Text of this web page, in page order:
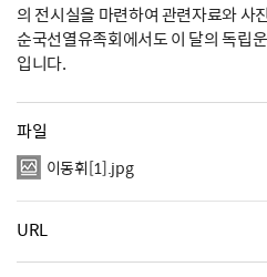
의 전시실을 마련하여 관련자료와 사
순국선열유족회에서도 이 달의 독립
입니다.
파일
이동휘[1].jpg
URL